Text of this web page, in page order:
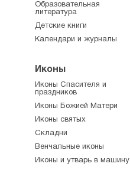
Образовательная
литература
Детские книги
Календари и журналы
Иконы
Иконы Спасителя и
праздников
Иконы Божией Матери
Иконы святых
Складни
Венчальные иконы
Иконы и утварь в машину